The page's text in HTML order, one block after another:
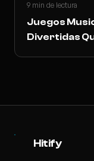
9 min de lectura
Juegos
Divertidas
Hitify